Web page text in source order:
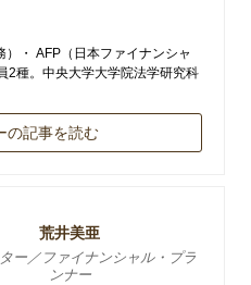
・ AFP（日本ファイナンシャ
2種。中央大学大学院法学研究科
の記事を読む
荒井美亜
ー／ファイナンシャル・プラ
ンナー